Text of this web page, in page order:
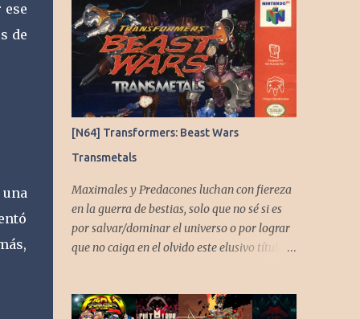
de
[N64] Transformers: Beast Wars
Transmetals
Maximales y Predacones luchan con fiereza
en la guerra de bestias, solo que no sé si es
por salvar/dominar el universo o por lograr
que no caiga en el olvido este elusivo título